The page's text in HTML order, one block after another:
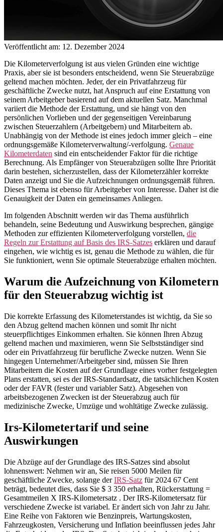
Veröffentlicht am: 12. Dezember 2024
Die Kilometerverfolgung ist aus vielen Gründen eine wichtige
Praxis, aber sie ist besonders entscheidend, wenn Sie Steuerabzüge
geltend machen möchten. Jeder, der ein Privatfahrzeug für
geschäftliche Zwecke nutzt, hat Anspruch auf eine Erstattung von
seinem Arbeitgeber basierend auf dem aktuellen Satz. Manchmal
variiert die Methode der Erstattung, und sie hängt von den
persönlichen Vorlieben und der gegenseitigen Vereinbarung
zwischen Steuerzahlern (Arbeitgebern) und Mitarbeitern ab.
Unabhängig von der Methode ist eines jedoch immer gleich – eine
ordnungsgemäße Kilometerverwaltung/-verfolgung. Genaue
Kilometerdaten sind ein entscheidender Faktor für die richtige
Berechnung. Als Empfänger von Steuerabzügen sollte Ihre Priorität
darin bestehen, sicherzustellen, dass der Kilometerzähler korrekte
Daten anzeigt und Sie die Aufzeichnungen ordnungsgemäß führen.
Dieses Thema ist ebenso für Arbeitgeber von Interesse. Daher ist die
Genauigkeit der Daten ein gemeinsames Anliegen.
Im folgenden Abschnitt werden wir das Thema ausführlich
behandeln, seine Bedeutung und Auswirkung besprechen, gängige
Methoden zur effizienten Kilometerverfolgung vorstellen, die
Regeln zur Erstattung auf Basis des IRS-Satzes erklären und darauf
eingehen, wie wichtig es ist, genau die Methode zu wählen, die für
Sie funktioniert, wenn Sie optimale Steuerabzüge erhalten möchten.
Warum die Aufzeichnung von Kilometern
für den Steuerabzug wichtig ist
Die korrekte Erfassung des Kilometerstandes ist wichtig, da Sie so
den Abzug geltend machen können und somit Ihr nicht
steuerpflichtiges Einkommen erhalten. Sie können Ihren Abzug
geltend machen und maximieren, wenn Sie Selbstständiger sind
oder ein Privatfahrzeug für berufliche Zwecke nutzen. Wenn Sie
hingegen Unternehmer/Arbeitgeber sind, müssen Sie Ihren
Mitarbeitern die Kosten auf der Grundlage eines vorher festgelegten
Plans erstatten, sei es der IRS-Standardsatz, die tatsächlichen Kosten
oder der FAVR (fester und variabler Satz). Abgesehen von
arbeitsbezogenen Zwecken ist der Steuerabzug auch für
medizinische Zwecke, Umzüge und wohltätige Zwecke zulässig.
Irs-Kilometertarif und seine
Auswirkungen
Die Abzüge auf der Grundlage des IRS-Satzes sind absolut
lohnenswert: Nehmen wir an, Sie reisen 5000 Meilen für
geschäftliche Zwecke, solange derIRS-Satz für 2024 67 Cent
beträgt, bedeutet dies, dass Sie $ 3 350 erhalten, Rückerstattung =
Gesamtmeilen X IRS-Kilometersatz . Der IRS-Kilometersatz für
verschiedene Zwecke ist variabel. Er ändert sich von Jahr zu Jahr.
Eine Reihe von Faktoren wie Benzinpreis, Wartungskosten,
Fahrzeugkosten, Versicherung und Inflation beeinflussen jedes Jahr